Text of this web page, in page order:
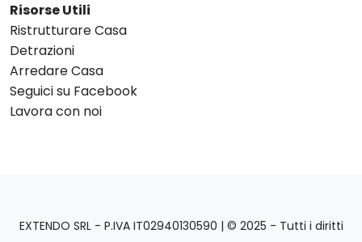
Risorse Utili
Ristrutturare Casa
Detrazioni
Arredare Casa
Seguici su Facebook
Lavora con noi
EXTENDO SRL - P.IVA IT02940130590 | © 2025 - Tutti i diritti